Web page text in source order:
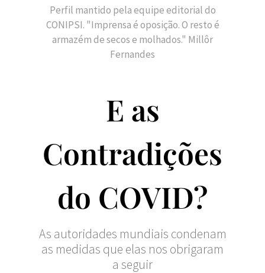
Perfil mantido pela equipe editorial do
CONIPSI. "Imprensa é oposição. O resto é
armazém de secos e molhados." Millôr
Fernandes
E as
Contradições
do COVID?
As autoridades mundiais condenam
as medidas que elas nos obrigaram
a seguir